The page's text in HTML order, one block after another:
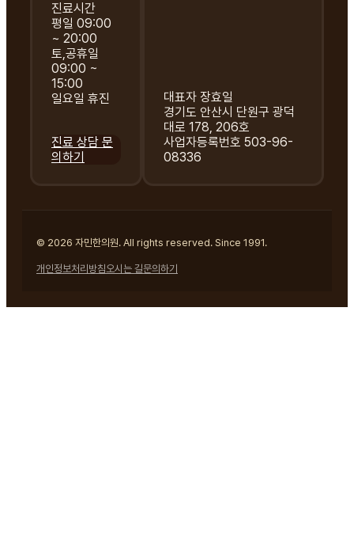
진료시간
평일 09:00
~ 20:00
토,공휴일
09:00 ~
15:00
일요일 휴진
진료 상담 문
의하기
대표자 장효일
경기도 안산시 단원구 광덕
대로 178, 206호
사업자등록번호 503-96-
08336
© 2026 자민한의원. All rights reserved. Since 1991.
개인정보처리방침오시는 길문의하기